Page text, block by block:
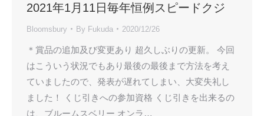
2021年1月11日毎年恒例スピードクジ
Bloomsbury By Fukuda 2020/12/26
＊賞品の追加及び変更あり 超久しぶりの更新。 今回
はこういう状況でもあり最後の最後まで方法を考え
ていましたので、発表が遅れてしまい、大変失礼し
ました！ くじ引きへの参加資格 くじ引きを出来るの
は、ブルームスベリー オンラ…